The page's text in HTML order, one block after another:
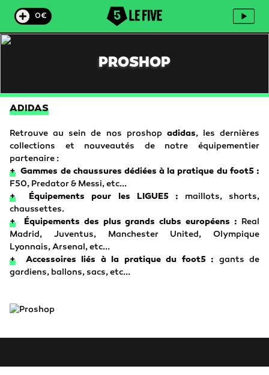
0€
PROSHOP
ADIDAS
Retrouve au sein de nos proshop adidas, les dernières
collections et nouveautés de notre équipementier
partenaire :
+ Gammes de chaussures dédiées à la pratique du foot5 :
F50, Predator & Messi, etc...
+
Équipements pour les LIGUE5 : maillots, shorts,
chaussettes.
+
Équipements des plus grands clubs européens : Real
Madrid, Juventus, Manchester United, Olympique
Lyonnais, Arsenal, etc...
+
Accessoires liés à la pratique du foot5 : gants de
gardiens, ballons, sacs, etc...